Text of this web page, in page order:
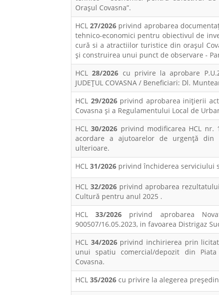
Orașul Covasna”.
HCL27/2026 privind aprobarea
tehnico-economici pentru obiectivul de
cură si a atractiilor turistice din orașul
și construirea unui punct de observare -
HCL28/2026 cu privire la aprobare
JUDEȚUL COVASNA / Beneficiari: Dl.
HCL 29/2026privind aprobarea inițierii
Covasna și a Regulamentului Local de
HCL30/2026 privind modificarea HCL
acordare a ajutoarelor de urgență din
ulterioare.
HCL 31/2026 privind închiderea serviciului
HCL 32/2026privind aprobarea
Cultură pentru anul 2025 .
HCL33/2026 privind aprobarea
900507/16.05.2023, in favoarea Distrigaz
HCL 34/2026privind inchirierea prin
unui spatiu comercial/depozit din
Covasna.
HCL 35/2026 cu privire la alegerea